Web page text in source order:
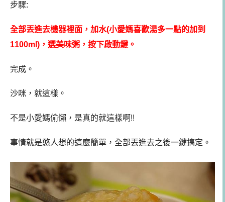
步驟:
全部丟進去機器裡面，加水(小愛媽喜歡湯多一點的加到
1100ml)，選美味粥，按下啟動鍵。
完成。
沙咪，就這樣。
不是小愛媽偷懶，是真的就這樣啊!!
事情就是憨人想的這麼簡單，全部丟進去之後一鍵搞定。